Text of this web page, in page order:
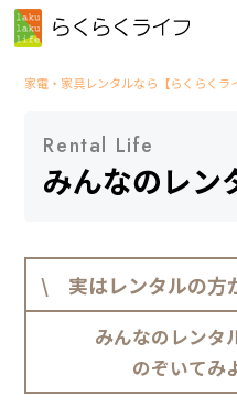
家電・家具レンタルなら【らくらくラ
Rental Life
みんなのレン
\ 実はレンタルの
みんなのレンタ
のぞいてみ